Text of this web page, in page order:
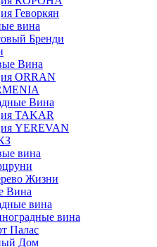
Геворкян
вина
Бренди
Вина
ORRAN
Вина
TAKAR
YEREVAN
вина
Жизни
Вина
вина
вина
Палас
Дом